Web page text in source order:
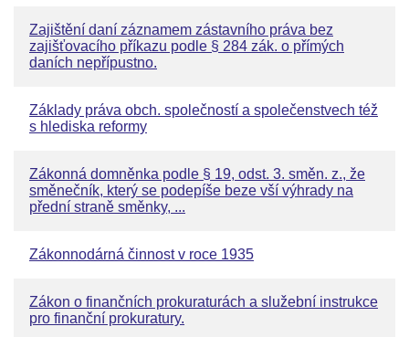
Zajištění daní záznamem zástavního práva bez
zajišťovacího příkazu podle § 284 zák. o přímých
daních nepřípustno.
Základy práva obch. společností a společenstvech též
s hlediska reformy
Zákonná domněnka podle § 19, odst. 3. směn. z., že
směnečník, který se podepíše beze vší výhrady na
přední straně směnky, ...
Zákonnodárná činnost v roce 1935
Zákon o finančních prokuraturách a služební instrukce
pro finanční prokuratury.